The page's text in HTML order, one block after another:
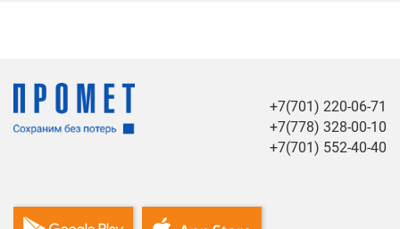
+7(701) 220-06-71
+7(778) 328-00-10
+7(701) 552-40-40